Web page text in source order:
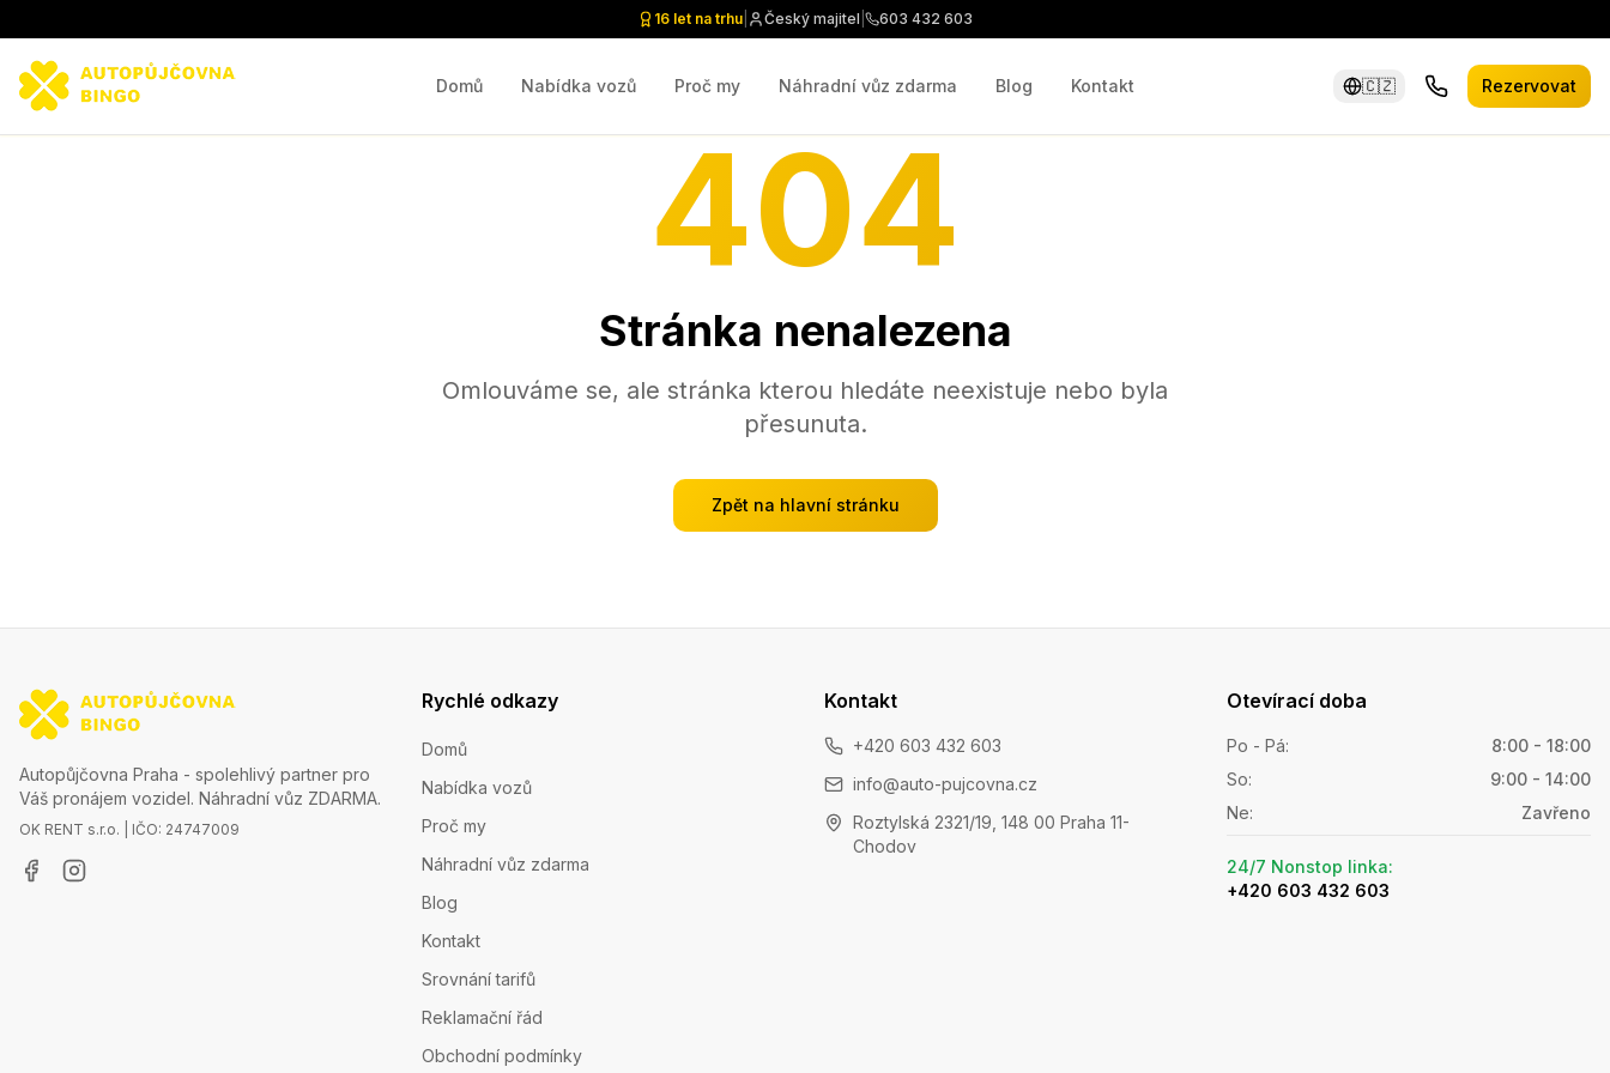
16 let na trhu Český majitel 603 432 603
Domů Nabídka vozů Proč my Náhradní vůz zdarma Blog Kontakt 🇨🇿 Rezervovat
404
Stránka nenalezena
Omlouváme se, ale stránka kterou hledáte neexistuje nebo byla
přesunuta.
Zpět na hlavní stránku
Autopůjčovna Praha - spolehlivý partner pro
Váš pronájem vozidel. Náhradní vůz ZDARMA.
OK RENT s.r.o. | IČO: 24747009
Rychlé odkazy
Domů
Nabídka vozů
Proč my
Náhradní vůz zdarma
Blog
Kontakt
Srovnání tarifů
Reklamační řád
Obchodní podmínky
Kontakt
+420 603 432 603
info@auto-pujcovna.cz
Roztylská 2321/19, 148 00 Praha 11-
Chodov
Otevírací doba
Po - Pá:
8:00 - 18:00
So:
9:00 - 14:00
Ne: Zavřeno
24/7 Nonstop linka:
+420 603 432 603